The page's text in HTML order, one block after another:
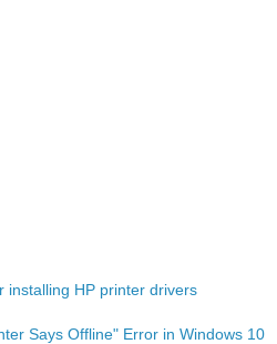
installing HP printer drivers
Says Offline" Error in Windows 10